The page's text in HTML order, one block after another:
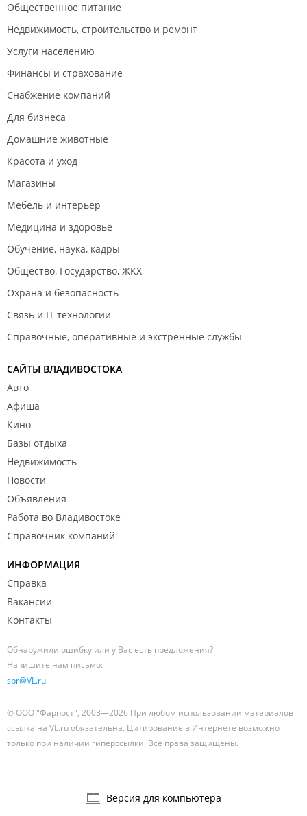
Общественное питание
Недвижимость, строительство и ремонт
Услуги населению
Финансы и страхование
Снабжение компаний
Для бизнеса
Домашние животные
Красота и уход
Магазины
Мебель и интерьер
Медицина и здоровье
Обучение, наука, кадры
Общество, Государство, ЖКХ
Охрана и безопасность
Связь и IT технологии
Справочные, оперативные и экстренные службы
САЙТЫ ВЛАДИВОСТОКА
Авто
Афиша
Кино
Базы отдыха
Недвижимость
Новости
Объявления
Работа во Владивостоке
Справочник компаний
ИНФОРМАЦИЯ
Справка
Вакансии
Контакты
Обнаружили ошибку или у Вас есть предложения?
Напишите нам письмо:
spr@VL.ru
© ООО "Фарпост", 2003—2026 При любом использовании материалов
ссылка на VL.ru обязательна. Цитирование в Интернете возможно
только при наличии гиперссылки. Все права защищены.
Версия для компьютера